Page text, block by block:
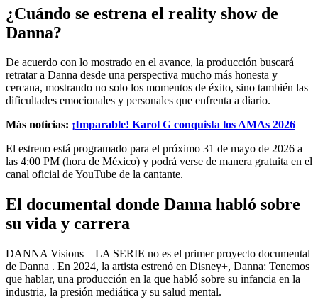
¿Cuándo se estrena el reality show de
Danna?
De acuerdo con lo mostrado en el avance, la producción buscará
retratar a Danna desde una perspectiva mucho más honesta y
cercana, mostrando no solo los momentos de éxito, sino también las
dificultades emocionales y personales que enfrenta a diario.
Más noticias: ¡Imparable! Karol G conquista los AMAs 2026
El estreno está programado para el próximo 31 de mayo de 2026 a
las 4:00 PM (hora de México) y podrá verse de manera gratuita en el
canal oficial de YouTube de la cantante.
El documental donde Danna habló sobre
su vida y carrera
DANNA Visions – LA SERIE no es el primer proyecto documental
de Danna . En 2024, la artista estrenó en Disney+, Danna: Tenemos
que hablar, una producción en la que habló sobre su infancia en la
industria, la presión mediática y su salud mental.